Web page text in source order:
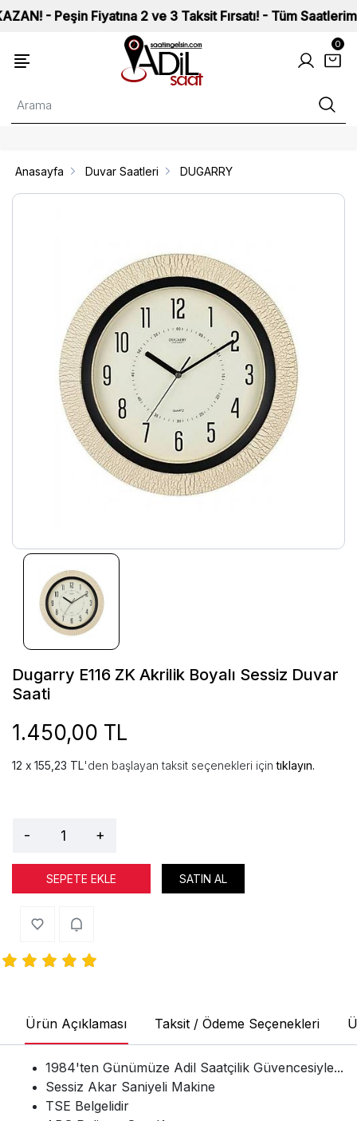
- Peşin Fiyatına 2 ve 3 Taksit Fırsatı! - Tüm
0
Anasayfa Duvar Saatleri DUGARRY
Dugarry E116 ZK Akrilik Boyalı Sessiz Duvar
Saati
1.450,00 TL
155,23 TL'den başlayan taksit seçenekleri içintıklayın.
- +
SEPETE EKLE SATIN AL
Ürün Açıklaması Taksit / Ödeme Seçenekleri
1984'ten Günümüze Adil Saatçilik Güvencesiyle...
Sessiz Akar Saniyeli Makine
TSE Belgelidir